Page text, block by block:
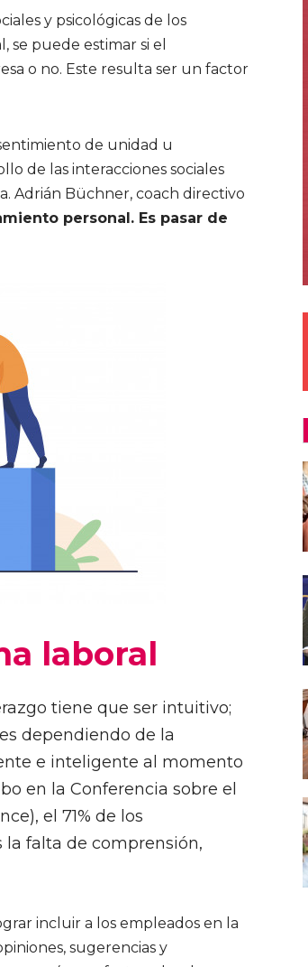
y psicológicas de los
puede estimar si el
o no. Este resulta ser un factor
de unidad u
de las interacciones sociales
Adrián Büchner, coach directivo
personal. Es pasar de
laboral
tiene que ser intuitivo;
dependiendo de la
e inteligente al momento
en la Conferencia sobre el
el 71% de los
falta de comprensión,
incluir a los empleados en la
sugerencias y